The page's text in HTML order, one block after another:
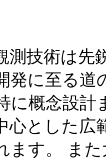
測技術は先
発に至る道
に概念設計
心とした広
ます。 ま